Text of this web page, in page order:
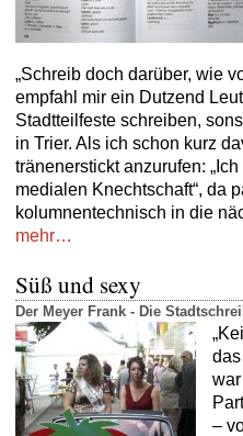
„Schreib doch darüber, wie
empfahl mir ein Dutzend
Stadtteilfeste schreiben,
in Trier. Als ich schon kurz
tränenerstickt anzurufen:
medialen Knechtschaft“, da
kolumnentechnisch in die
mehr…
Süß und sexy
Der Meyer Frank - Die
–